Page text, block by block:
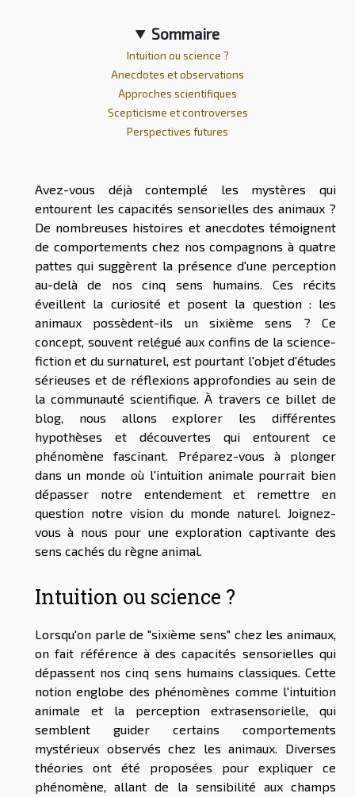
Sommaire
Intuition ou science ?
Anecdotes et observations
Approches scientifiques
Scepticisme et controverses
Perspectives futures
Avez-vous déjà contemplé les mystères qui
entourent les capacités sensorielles des animaux ?
De nombreuses histoires et anecdotes témoignent
de comportements chez nos compagnons à quatre
pattes qui suggèrent la présence d'une perception
au-delà de nos cinq sens humains. Ces récits
éveillent la curiosité et posent la question : les
animaux possèdent-ils un sixième sens ? Ce
concept, souvent relégué aux confins de la science-
fiction et du surnaturel, est pourtant l'objet d'études
sérieuses et de réflexions approfondies au sein de
la communauté scientifique. À travers ce billet de
blog, nous allons explorer les différentes
hypothèses et découvertes qui entourent ce
phénomène fascinant. Préparez-vous à plonger
dans un monde où l'intuition animale pourrait bien
dépasser notre entendement et remettre en
question notre vision du monde naturel. Joignez-
vous à nous pour une exploration captivante des
sens cachés du règne animal.
Intuition ou science ?
Lorsqu'on parle de "sixième sens" chez les animaux,
on fait référence à des capacités sensorielles qui
dépassent nos cinq sens humains classiques. Cette
notion englobe des phénomènes comme l'intuition
animale et la perception extrasensorielle, qui
semblent guider certains comportements
mystérieux observés chez les animaux. Diverses
théories ont été proposées pour expliquer ce
phénomène, allant de la sensibilité aux champs